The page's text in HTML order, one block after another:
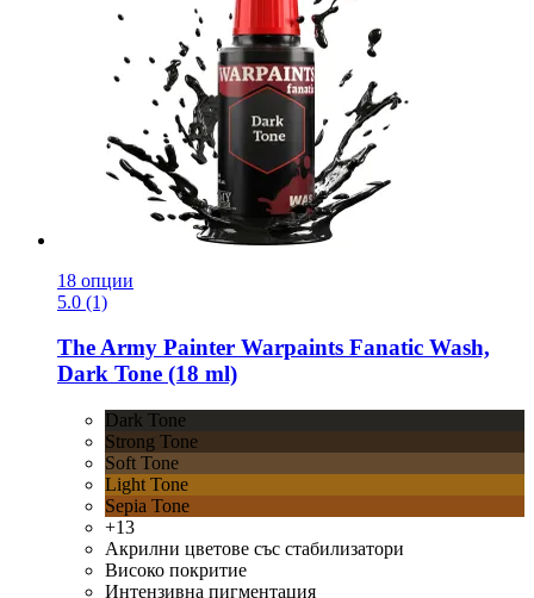
18 опции
5.0 (1)
The Army Painter Warpaints Fanatic Wash,
Dark Tone (18 ml)
Dark Tone
Strong Tone
Soft Tone
Light Tone
Sepia Tone
+13
Акрилни цветове със стабилизатори
Високо покритие
Интензивна пигментация